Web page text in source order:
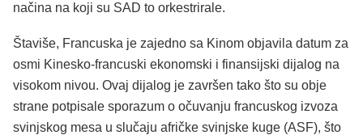
načina na koji su SAD to orkestrirale.
Štaviše, Francuska je zajedno sa Kinom objavila datum za
osmi Kinesko-francuski ekonomski i finansijski dijalog na
visokom nivou. Ovaj dijalog je završen tako što su obje
strane potpisale sporazum o očuvanju francuskog izvoza
svinjskog mesa u slučaju afričke svinjske kuge (ASF), što